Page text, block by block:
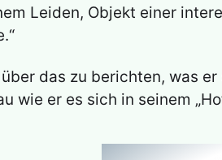
Leiden, Objekt einer
das zu berichten, was
wie er es sich in seinem